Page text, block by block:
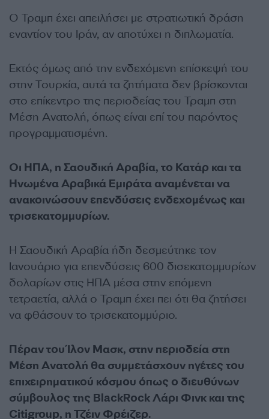
Ο Τραμπ έχει απειλήσει με στρατιωτική δράση
εναντίον του Ιράν, αν αποτύχει η διπλωματία.
Εκτός όμως από την ενδεχόμενη επίσκεψή του
στην Τουρκία, αυτά τα ζητήματα δεν βρίσκονται
στο επίκεντρο της περιοδείας του Τραμπ στη
Μέση Ανατολή, όπως είναι επί του παρόντος
προγραμματισμένη.
Οι ΗΠΑ, η Σαουδική Αραβία, το Κατάρ και τα
Ηνωμένα Αραβικά Εμιράτα αναμένεται να
ανακοινώσουν επενδύσεις ενδεχομένως και
τρισεκατομμυρίων.
Η Σαουδική Αραβία ήδη δεσμεύτηκε τον
Ιανουάριο για επενδύσεις 600 δισεκατομμυρίων
δολαρίων στις ΗΠΑ μέσα στην επόμενη
τετραετία, αλλά ο Τραμπ έχει πει ότι θα ζητήσει
να φθάσουν το τρισεκατομμύριο.
Πέραν του Ίλον Μασκ, στην περιοδεία στη
Μέση Ανατολή θα συμμετάσχουν ηγέτες του
επιχειρηματικού κόσμου όπως ο διευθύνων
σύμβουλος της BlackRock Λάρι Φινκ και της
Citigroup, η Τζέιν Φρέιζερ.